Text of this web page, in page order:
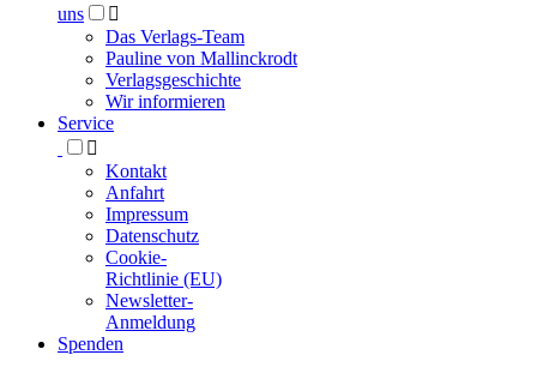
uns

Das Verlags-Team
Pauline von Mallinckrodt
Verlagsgeschichte
Wir informieren
Service

Kontakt
Anfahrt
Impressum
Datenschutz
Cookie-
Richtlinie (EU)
Newsletter-
Anmeldung
Spenden